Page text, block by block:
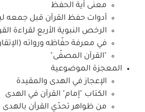
معنى آية الحفظ
أدوات حفظ القرآن قبل جمعه
الرخص النبوية الأربع لقراءة
في معرفة حفّاظه ورواته (الإتقان
"القرآن المصفّى"
المعجزة الموضوعية
الإعجاز في الهدى والمقيدة
الكتاب "إمام" القرآن في الهدى
من ظواهر تحدّي القرآن بالهدى